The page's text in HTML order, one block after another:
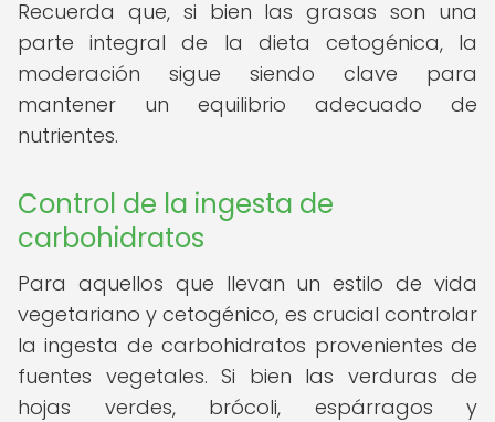
Recuerda que, si bien las grasas son una
parte integral de la dieta cetogénica, la
moderación sigue siendo clave para
mantener un equilibrio adecuado de
nutrientes.
Control de la ingesta de
carbohidratos
Para aquellos que llevan un estilo de vida
vegetariano y cetogénico, es crucial controlar
la ingesta de carbohidratos provenientes de
fuentes vegetales. Si bien las verduras de
hojas verdes, brócoli, espárragos y